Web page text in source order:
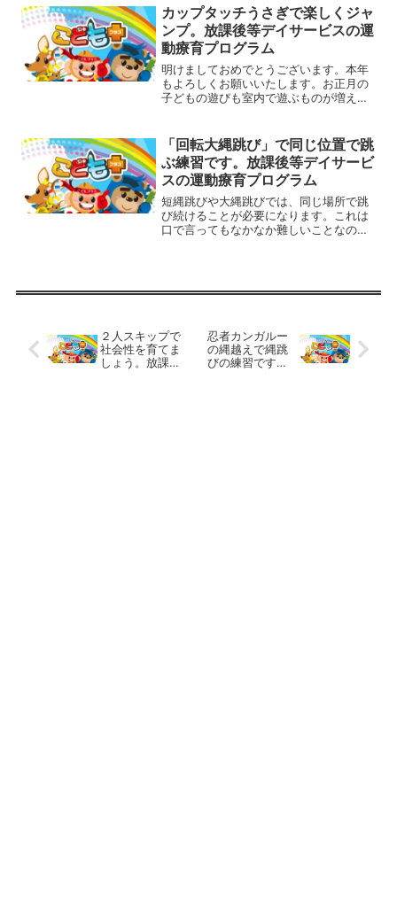
机の上に出すようにしたり、手順を１つ
ずつ絵で示したりと工夫が...
カップタッチうさぎで楽しくジャ
ンプ。放課後等デイサービスの運
動療育プログラム
明けましておめでとうございます。本年
もよろしくお願いいたします。お正月の
子どもの遊びも室内で遊ぶものが増え
サービスで、しっかりと体を動かせると
良いですね。今日は、カップ...
「回転大縄跳び」で同じ位置で跳
ぶ練習です。放課後等デイサービ
スの運動療育プログラム
短縄跳びや大縄跳びでは、同じ場所で跳
び続けることが必要になります。これは
口で言ってもなかなか難しいことなの
２人スキップで
社会性を育てま
しょう。放課後
忍者カンガルー
の縄越えで縄跳
びの練習です。